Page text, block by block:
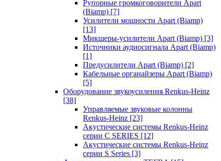
Рупорные громкоговорители Apart
(Biamp) [7]
Усилители мощности Apart (Biamp)
[13]
Микшеры-усилители Apart (Biamp) [3]
Источники аудиосигнала Apart (Biamp)
[1]
Предусилители Apart (Biamp) [2]
Кабельные органайзеры Apart (Biamp)
[5]
Оборудование звукоусиления Renkus-Heinz
[38]
Управляемые звуковые колонны
Renkus-Heinz [23]
Акустические системы Renkus-Heinz
серии C SERIES [12]
Акустические системы Renkus-Heinz
серии S Series [3]